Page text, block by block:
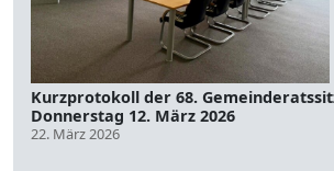
Kurzprotokoll der 68.
Donnerstag 12. März 2026
22. März 2026